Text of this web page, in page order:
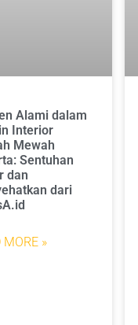
Alami dalam
Interior
Mewah
Sentuhan
dan
dari
MORE »